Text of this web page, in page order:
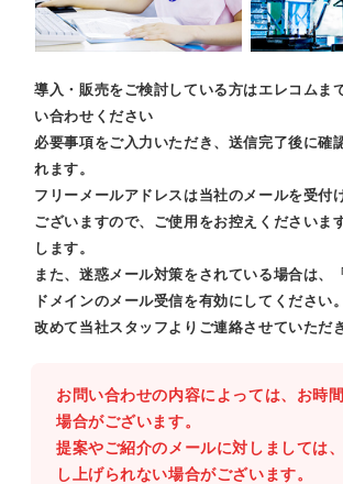
導入・販売をご検討している方はエレコムま
い合わせください
必要事項をご入力いただき、送信完了後に確
れます。
フリーメールアドレスは当社のメールを受付
ございますので、ご使用をお控えくださいま
します。
また、迷惑メール対策をされている場合は、
ドメインのメール受信を有効にしてください。
改めて当社スタッフよりご連絡させていただ
お問い合わせの内容によっては、お時
場合がございます。
提案やご紹介のメールに対しましては
し上げられない場合がございます。